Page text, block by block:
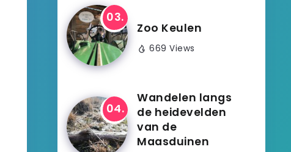
Zoo Keulen
669 Views
Wandelen langs
de heidevelden
van de
Maasduinen